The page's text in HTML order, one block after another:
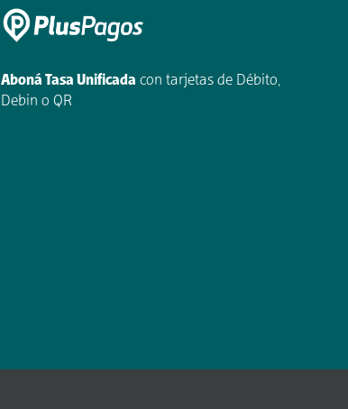
Aboná Tasa Unificada con tarjetas de Débito,
Debin o QR